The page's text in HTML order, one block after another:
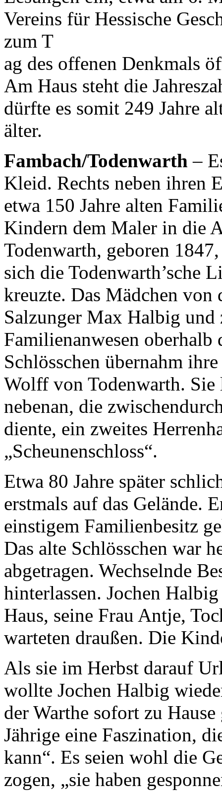
Vereins für Hessische
zum T
ag des offenen Denkmals
Am Haus steht die
dürfte es somit 249 Jahre
älter.
Fambach/Todenwarth –
Kleid. Rechts neben ihren
etwa 150 Jahre alten
Kindern dem Maler in die
Todenwarth, geboren
sich die Todenwarth’sche
kreuzte. Das Mädchen von
Salzunger Max Halbig und
Familienanwesen
Schlösschen übernahm
Wolff von Todenwarth. Sie
nebenan, die
diente, ein zweites
„Scheunenschloss“.
Etwa 80 Jahre später
erstmals auf das Gelände.
einstigem Familienbesitz
Das alte Schlösschen war
abgetragen. Wechselnde
hinterlassen. Jochen
Haus, seine Frau Antje,
warteten draußen. Die
Als sie im Herbst darauf
wollte Jochen Halbig
der Warthe sofort zu
Jährige eine Faszination,
kann“. Es seien wohl die
zogen, „sie haben